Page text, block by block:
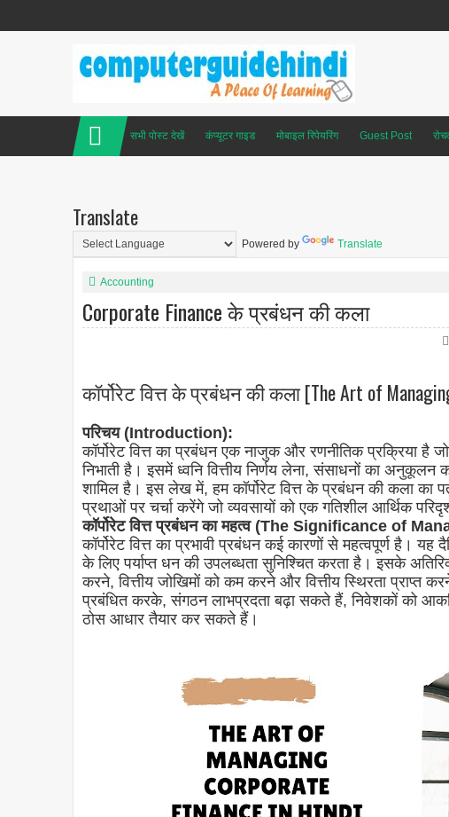
सभी पोस्ट देखें कंप्यूटर गाइड मोबाइल रिपेयरिंग Guest Post
Translate
Powered by Translate
Accounting
Corporate Finance के प्रबंधन की कला
कॉर्पोरेट वित्त के प्रबंधन की कला [The Art of
परिचय (Introduction):
कॉर्पोरेट वित्त का प्रबंधन एक नाजुक और रणनीतिक प्रक्रिया है
निभाती है। इसमें ध्वनि वित्तीय निर्णय लेना, संसाधनों का
शामिल है। इस लेख में, हम कॉर्पोरेट वित्त के प्रबंधन की कला का
प्रथाओं पर चर्चा करेंगे जो व्यवसायों को एक गतिशील आर्थिक
कॉर्पोरेट वित्त प्रबंधन का महत्व (The Significance of
कॉर्पोरेट वित्त का प्रभावी प्रबंधन कई कारणों से महत्वपूर्ण है।
के लिए पर्याप्त धन की उपलब्धता सुनिश्चित करता है। इसके
करने, वित्तीय जोखिमों को कम करने और वित्तीय स्थिरता प्राप्त
प्रबंधित करके, संगठन लाभप्रदता बढ़ा सकते हैं, निवेशकों को
ठोस आधार तैयार कर सकते हैं।